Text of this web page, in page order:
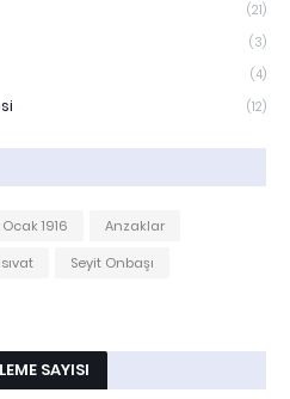
(21)
(3)
(4)
(12)
1916
Anzaklar
Seyit Onbaşı
SAYISI